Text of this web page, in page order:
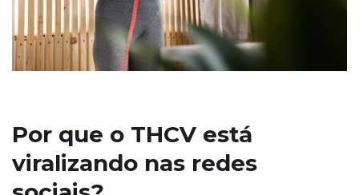
Por que o THCV está
viralizando nas redes